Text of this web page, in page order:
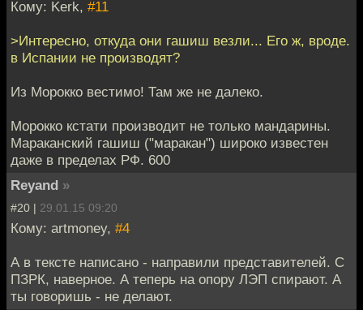
Кому: Kerk, #11
>Интересно, откуда они гашиш везли... Его ж, вроде.
в Испании не производят?
Из Морокко вестимо! Там же не далеко.
Морокко кстати производит не только мандарины.
Мараканский гашиш ("маракан") широко известен
даже в пределах РФ. 600
Reyand »
#20 | 29.01.15 09:20
Кому: artmoney, #4
А в тексте написано - направили представителей. С
ПЗРК, наверное. А теперь на опору ЛЭП спирают. А
ты говоришь - не делают.